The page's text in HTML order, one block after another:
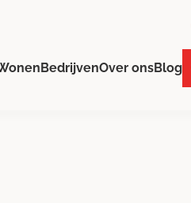
BedrijvenOver onsBlog